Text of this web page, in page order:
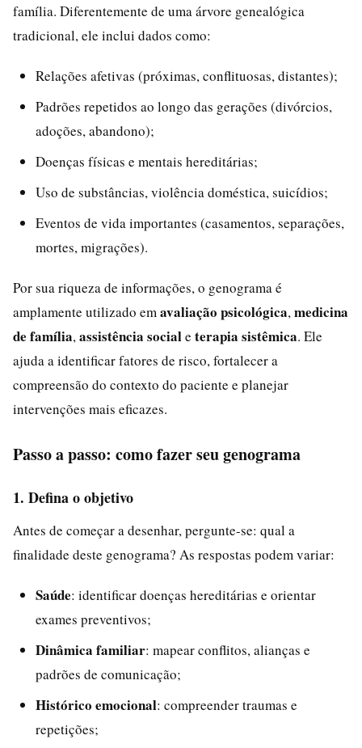
família. Diferentemente de uma árvore genealógica
tradicional, ele inclui dados como:
Relações afetivas (próximas, conflituosas, distantes);
Padrões repetidos ao longo das gerações (divórcios,
adoções, abandono);
Doenças físicas e mentais hereditárias;
Uso de substâncias, violência doméstica, suicídios;
Eventos de vida importantes (casamentos, separações,
mortes, migrações).
Por sua riqueza de informações, o genograma é
amplamente utilizado em avaliação psicológica, medicina
de família, assistência sociale terapia sistêmica. Ele
ajuda a identificar fatores de risco, fortalecer a
compreensão do contexto do paciente e planejar
intervenções mais eficazes.
Passo a passo: como fazer seu genograma
1. Defina o objetivo
Antes de começar a desenhar, pergunte-se: qual a
finalidade deste genograma? As respostas podem variar:
Saúde: identificar doenças hereditárias e orientar
exames preventivos;
Dinâmica familiar: mapear conflitos, alianças e
padrões de comunicação;
Histórico emocional: compreender traumas e
repetições;